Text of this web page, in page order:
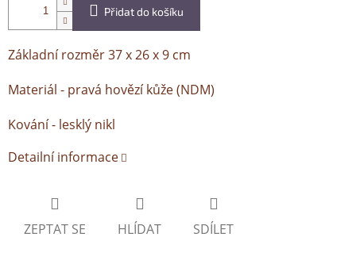
Přidat do košíku
Základní rozměr 37 x 26 x 9 cm
Materiál - pravá hovězí kůže (NDM)
Kování - lesklý nikl
Detailní informace
ZEPTAT SE HLÍDAT SDÍLET